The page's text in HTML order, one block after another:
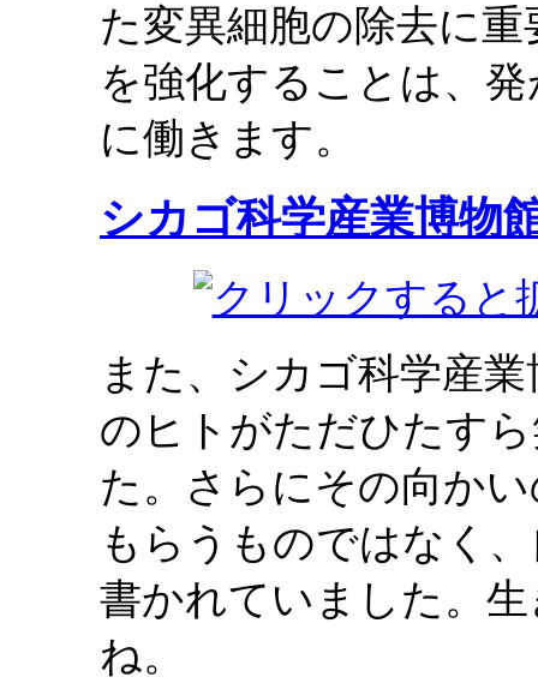
た変異細胞の除去に
を強化することは、
に働きます。
シカゴ科学産業博物
また、シカゴ科学産
のヒトがただひたす
た。さらにその向か
もらうものではなく
書かれていました。
ね。